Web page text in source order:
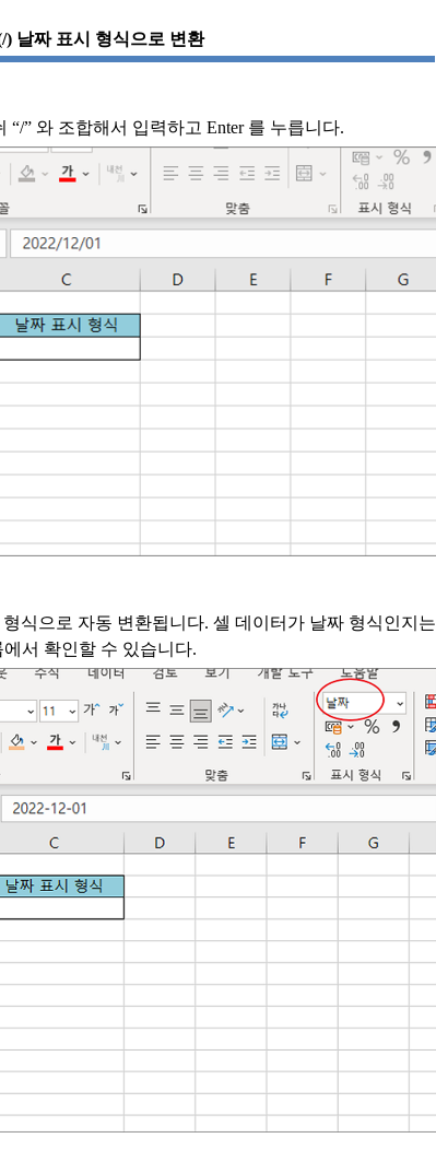
) 날짜 표시 형식으로 변환
“/” 와 조합해서 입력하고 Enter 를 누릅니다.
형식으로 자동 변환됩니다. 셀 데이터가 날짜 형식인지는
서 확인할 수 있습니다.